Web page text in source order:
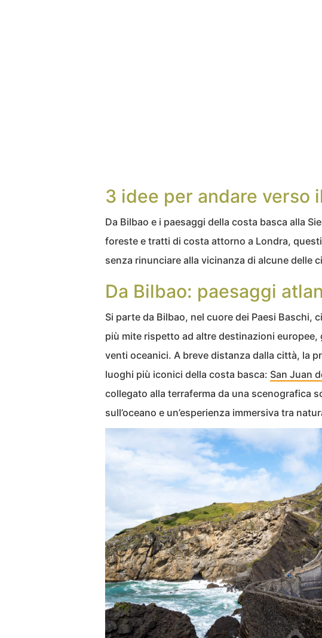
3 idee per andare verso
Da Bilbao e i paesaggi della costa basca alla
foreste e tratti di costa attorno a Londra,
senza rinunciare alla vicinanza di alcune delle
Da Bilbao: paesaggi
Si parte da Bilbao, nel cuore dei Paesi Baschi,
più mite rispetto ad altre destinazioni europee,
venti oceanici. A breve distanza dalla città, la
luoghi più iconici della costa basca: San Juan
collegato alla terraferma da una scenografica
sull’oceano e un’esperienza immersiva tra